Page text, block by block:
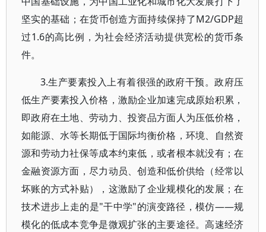
坚实的基础；在货币创造方面持续保持了M2/GDP超
过1.6的高比例，为社会经济活动提供宽松的货币条
件。
3.生产要素投入上有着很强的政府干预。政府压
低生产要素投入价格，激励企业加速完成原始积累，
即政府在土地、劳动力、投资品方面人为压低价格，
如能源、水等长期低于国际均衡价格，环境、自然资
源和劳动力社保等成本约束低，或者根本就没有；在
金融资源方面，尽力动员、创造和低价供给（经常以
坏账的方式补贴），这激励了企业规模化的发展；在
技术进步上走的是"干中学"的演变路径，模仿——规
模化的低成本竞争是微观扩张的主要途径。高速经济